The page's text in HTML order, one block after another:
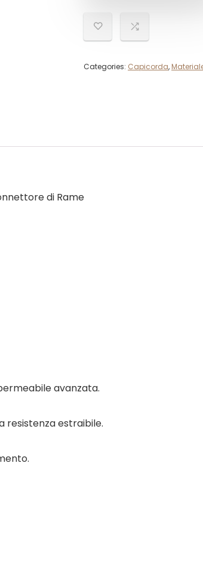
Categories: Capicorda,
di Rame
avanzata.
resistenza estraibile.